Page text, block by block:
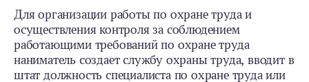
Для организации работы по охране труда и
осуществления контроля за соблюдением
работающими требований по охране труда
наниматель создает службу охраны труда, вводит в
штат должность специалиста по охране труда или